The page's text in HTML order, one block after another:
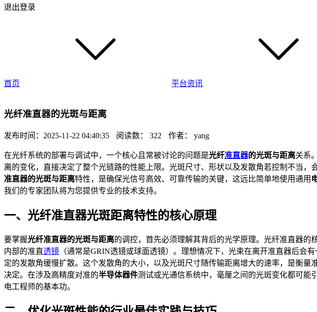
退出登录
首页 平台资讯
光纤准直器的光斑与距离
发布时间：2025-11-22 04:40:35 阅读数： 322 作者： yang
在光纤系统的部署与调试中，一个核心且常被讨论的问题是光纤准直器的光斑与距离关系
离的变化，直接决定了整个光链路的性能上限。光斑尺寸、形状以及发散角若控制不当
准直器的光斑与距离特性，是确保光信号高效、可靠传输的关键，这远比简单地使用通用
我们的专家团队将为您提供专业的技术支持。
一、光纤准直器光斑距离特性的核心原理
要掌握光纤准直器的光斑与距离的调控，首先必须理解其背后的光学原理。光纤准直器的
内部的准直透镜 （通常是GRIN透镜或球面透镜）。理想情况下，光束在离开准直器后会
定的发散角缓慢扩散。这个发散角的大小，以及光斑尺寸随传输距离增大的速率，是衡量
决定。在涉及高精度对准的半导体器件测试或光通信系统中，毫厘之间的光斑变化都可能
电工程师的基本功。